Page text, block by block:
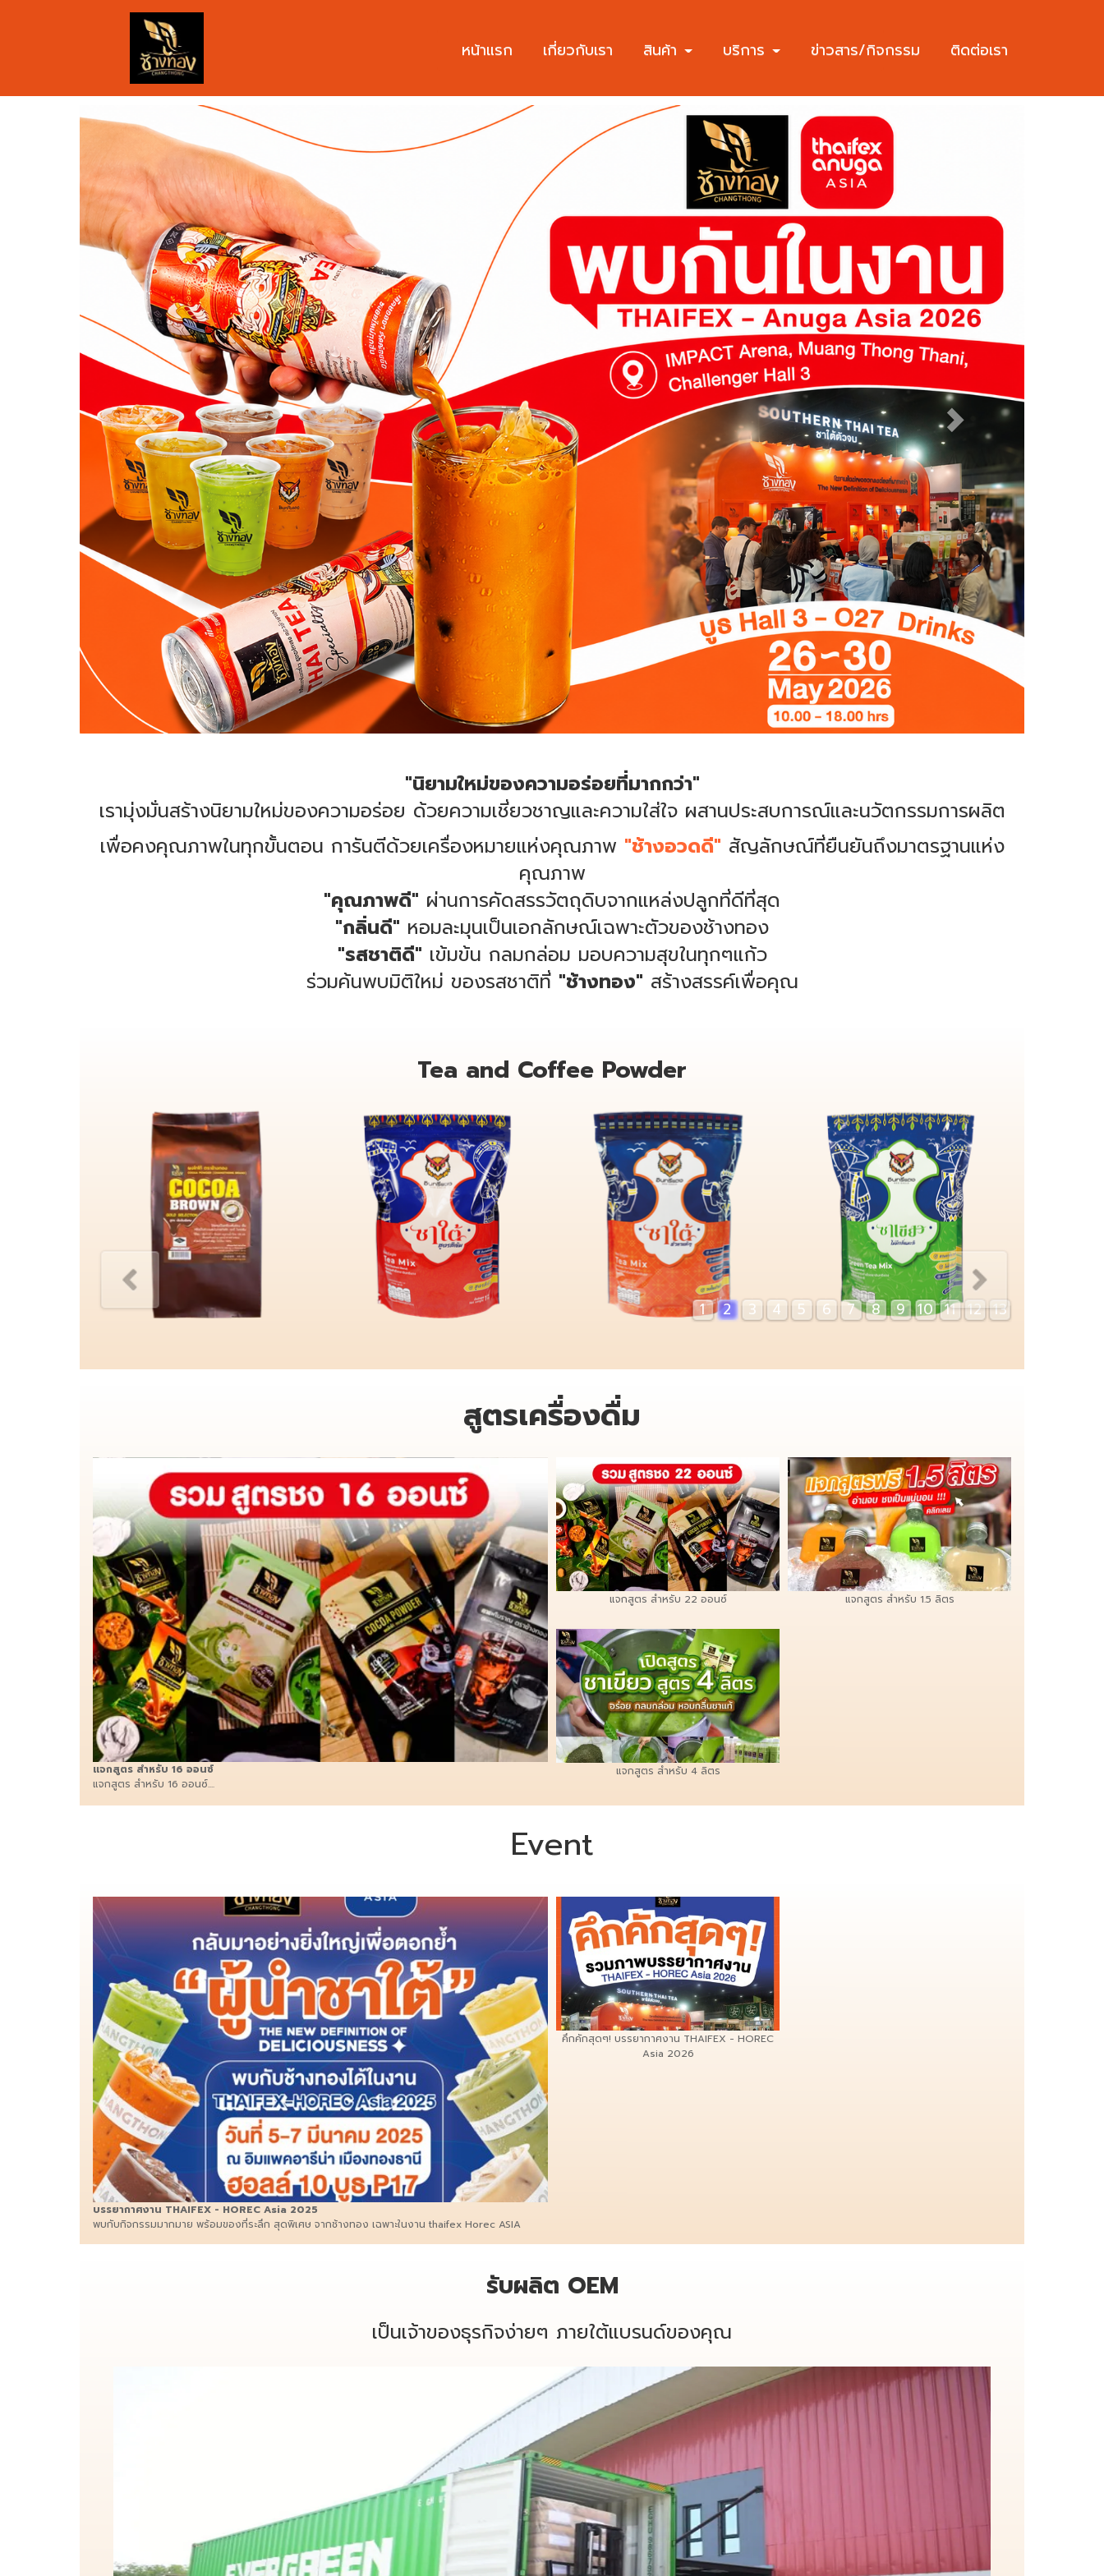
หน้าแรก เกี่ยวกับเรา สินค้า บริการ ข่าวสาร/กิจกรรม ติดต่อเรา
"นิยามใหม่ของความอร่อยที่มากกว่า"
เรามุ่งมั่นสร้างนิยามใหม่ของความอร่อย ด้วยความเชี่ยวชาญและความใส่ใจ ผสานประสบการณ์และนวัตกรรมการผลิต
เพื่อคงคุณภาพในทุกขั้นตอน การันตีด้วยเครื่องหมายแห่งคุณภาพ "ช้างอวดดี" สัญลักษณ์ที่ยืนยันถึงมาตรฐานแห่ง
คุณภาพ
"คุณภาพดี" ผ่านการคัดสรรวัตถุดิบจากแหล่งปลูกที่ดีที่สุด
"กลิ่นดี" หอมละมุนเป็นเอกลักษณ์เฉพาะตัวของช้างทอง
"รสชาติดี" เข้มข้น กลมกล่อม มอบความสุขในทุกๆแก้ว
ร่วมค้นพบมิติใหม่ ของรสชาติที่ "ช้างทอง" สร้างสรรค์เพื่อคุณ
Tea and Coffee Powder
1 2 3 4 5 6 7 8 9 10 11 12 13
สูตรเครื่องดื่ม
แจกสูตร สำหรับ 16 ออนซ์
แจกสูตร สำหรับ 16 ออนซ์....
แจกสูตร สำหรับ 22 ออนซ์ แจกสูตร สำหรับ 1.5 ลิตร
แจกสูตร สำหรับ 4 ลิตร
Event
บรรยากาศงาน THAIFEX - HOREC Asia 2025
พบกับกิจกรรมมากมาย พร้อมของที่ระลึก สุดพิเศษ จากช้างทอง เฉพาะในงาน thaifex Horec ASIA
คึกคักสุดๆ! บรรยากาศงาน THAIFEX - HOREC
Asia 2026
รับผลิต OEM
เป็นเจ้าของธุรกิจง่ายๆ ภายใต้แบรนด์ของคุณ